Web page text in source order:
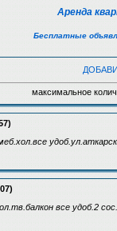
Аренда
Бесплатные
максимальное
все удоб.2